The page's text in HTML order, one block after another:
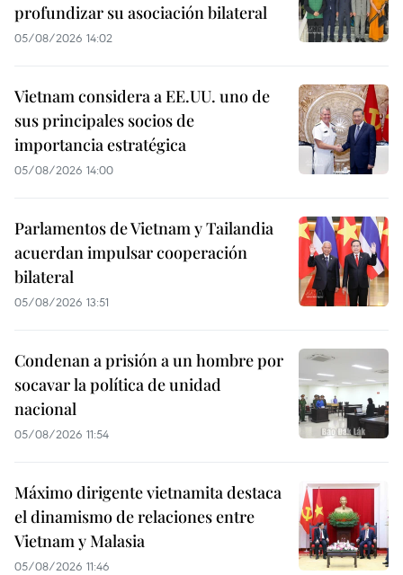
profundizar su asociación bilateral
05/08/2026 14:02
Vietnam considera a EE.UU. uno de
sus principales socios de
importancia estratégica
05/08/2026 14:00
Parlamentos de Vietnam y Tailandia
acuerdan impulsar cooperación
bilateral
05/08/2026 13:51
Condenan a prisión a un hombre por
socavar la política de unidad
nacional
05/08/2026 11:54
Máximo dirigente vietnamita destaca
el dinamismo de relaciones entre
Vietnam y Malasia
05/08/2026 11:46